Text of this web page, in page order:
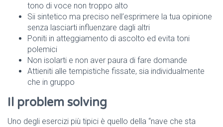
tono di voce non troppo alto
Sii sintetico ma preciso nell’esprimere la tua opinione
senza lasciarti influenzare dagli altri
Poniti in atteggiamento di ascolto ed evita toni
polemici
Non isolarti e non aver paura di fare domande
Attieniti alle tempistiche fissate, sia individualmente
che in gruppo
Il problem solving
Uno degli esercizi più tipici è quello della “nave che sta